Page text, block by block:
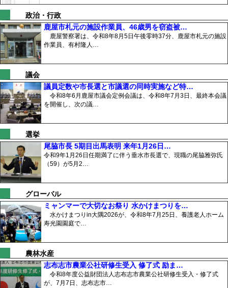
政治・行政
鹿屋市札元の施設作業員、46歳男を窃盗被…
鹿屋警察署は、令和8年8月5日午後零時37分、鹿屋市札元の施設
作業員、有村隆人…
議会
議員定数や市長選と市議選の同時実施など特…
令和8年6月鹿屋市議会定例会議は、令和8年7月3日、最終本会議
を開催し、次の議…
選挙
尾脇市長 5期目出馬表明 来年1月26日…
令和9年1月26日任期満了に伴う垂水市長選で、現職の尾脇雅弥氏
（59）が5月2…
グローバル
ミャンマーで大切なお祭り 水かけまつりを…
水かけまつりin大隅2026が、令和8年7月25日、養護老人ホーム
寿光園園庭で…
農林水産
志布志市農業公社研修生受入 修了式 励ま…
令和8年度公益財団法人志布志市農業公社研修生受入・修了式
が、7月7日、志布志市…